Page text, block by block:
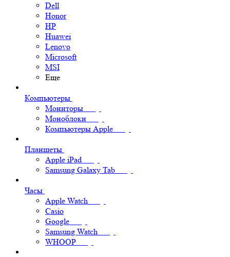
Dell
Honor
HP
Huawei
Lenovo
Microsoft
MSI
Еще
Компьютеры
Мониторы
Моноблоки
Компьютеры Apple
Планшеты
Apple iPad
Samsung Galaxy Tab
Часы
Apple Watch
Casio
Google
Samsung Watch
WHOOP